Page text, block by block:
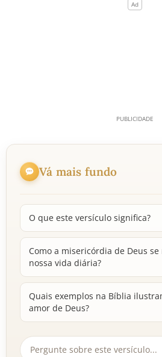
Vá mais fundo
O que este versículo significa?
Como a misericórdia de Deus
nossa vida diária?
Quais exemplos na Bíblia
amor de Deus?